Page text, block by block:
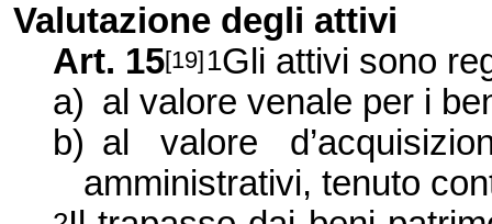
Valutazione degli attivi
Art. 15[19] 1Gli attivi sono
a) al valore venale per i
b) al valore
amministrativi, tenuto